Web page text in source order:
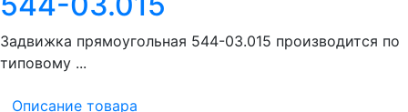
Задвижка прямоугольная 544-03.015 производится по
типовому ...
Описание товара